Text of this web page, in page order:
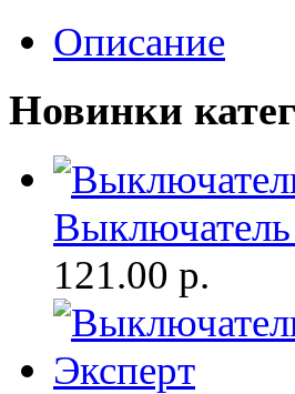
Описание
Новинки
121.00 р.